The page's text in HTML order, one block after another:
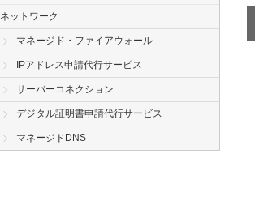
ネットワーク
マネージド・ファイアウォール
IPアドレス申請代行サービス
サーバーコネクション
デジタル証明書申請代行サービス
マネージドDNS